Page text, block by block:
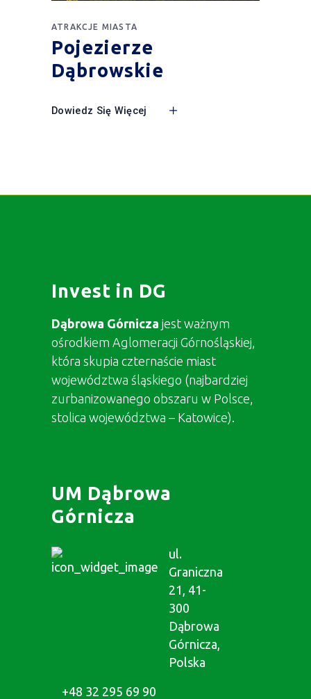
ATRAKCJE MIASTA
Pojezierze
Dąbrowskie
Dowiedz Się Więcej
Invest in DG
Dąbrowa Górnicza jest ważnym
ośrodkiem Aglomeracji Górnośląskiej,
która skupia czternaście miast
województwa śląskiego (najbardziej
zurbanizowanego obszaru w Polsce,
stolica województwa – Katowice).
UM Dąbrowa
Górnicza
ul.
Graniczna
21, 41-
300
Dąbrowa
Górnicza,
Polska
+48 32 295 69 90